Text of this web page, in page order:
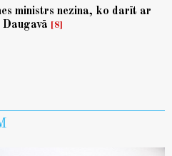
ministrs nezina, ko darīt ar
8